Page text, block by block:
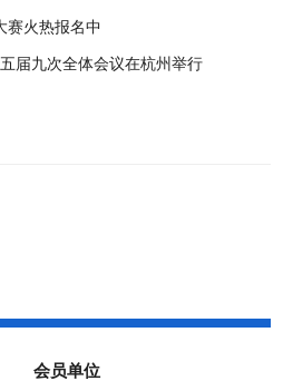
会
赛火热报名中
届九次全体会议在杭州举行
会员单位